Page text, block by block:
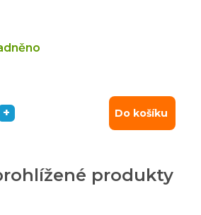
+ Do košíku
produkty